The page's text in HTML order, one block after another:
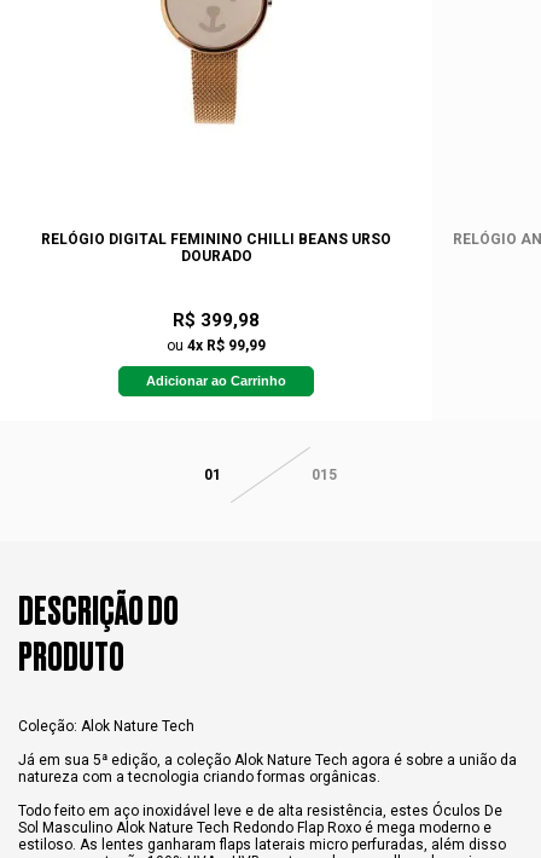
RELÓGIO DIGITAL FEMININO CHILLI BEANS URSO
DOURADO
R$ 399,98
ou 4x R$ 99,99
Adicionar ao Carrinho
RELÓGIO
01 015
DESCRIÇÃO DO
PRODUTO
Coleção: Alok Nature Tech
Já em sua 5ª edição, a coleção Alok Nature Tech agora é sobre a união da
natureza com a tecnologia criando formas orgânicas.
Todo feito em aço inoxidável leve e de alta resistência, estes Óculos De
Sol Masculino Alok Nature Tech Redondo Flap Roxo é mega moderno e
estiloso. As lentes ganharam flaps laterais micro perfuradas, além disso